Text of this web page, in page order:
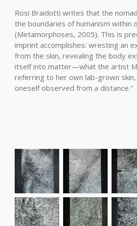
Rosi Braidotti writes that the
the boundaries of humanism within
(Metamorphoses, 2005). This is
imprint accomplishes: wresting an
from the skin, revealing the body
itself into matter—what the artist
referring to her own lab-grown
oneself observed from a distance."